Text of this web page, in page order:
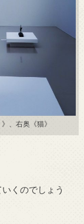
、右奥《猫》
くのでしょう